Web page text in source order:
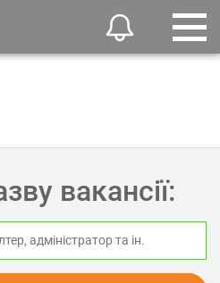
вакансії: